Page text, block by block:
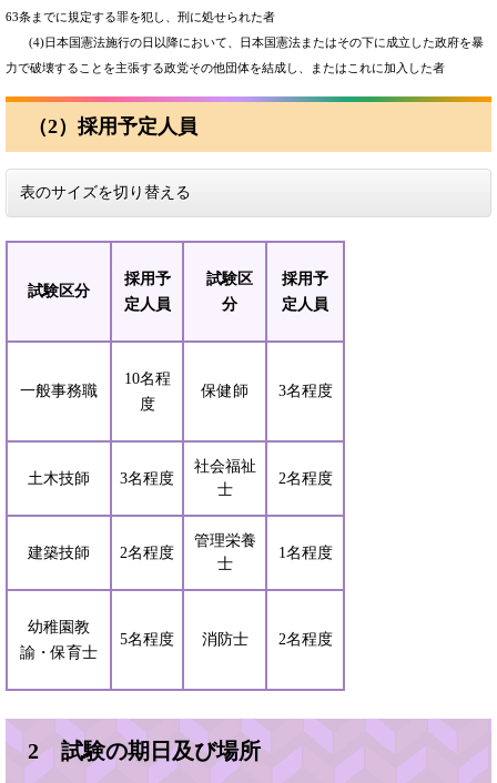
63条までに規定する罪を犯し、刑に処せられた者
(4)日本国憲法施行の日以降において、日本国憲法またはその下に成立した政府を暴
力で破壊することを主張する政党その他団体を結成し、またはこれに加入した者
（2）採用予定人員
表のサイズを切り替える
試験区分
採用予
定人員
試験区
分
採用予
定人員
一般事務職
10名程
度
保健師 3名程度
土木技師 3名程度
社会福祉
士
2名程度
建築技師 2名程度
管理栄養
士
1名程度
幼稚園教
諭・保育士
5名程度 消防士 2名程度
2 試験の期日及び場所